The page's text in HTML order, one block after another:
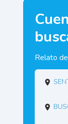
Relato